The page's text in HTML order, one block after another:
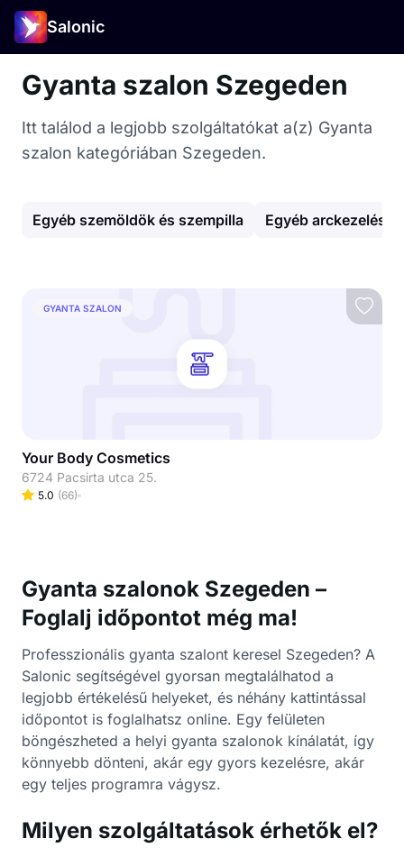
Salonic
Gyanta szalon Szegeden
Itt találod a legjobb szolgáltatókat a(z) Gyanta
szalon kategóriában Szegeden.
Egyéb szemöldök és szempilla Egyéb arckezelés
GYANTA SZALON
Your Body Cosmetics
6724 Pacsirta utca 25.
5.0 (66)
Gyanta szalonok Szegeden –
Foglalj időpontot még ma!
Professzionális gyanta szalont keresel Szegeden? A
Salonic segítségével gyorsan megtalálhatod a
legjobb értékelésű helyeket, és néhány kattintással
időpontot is foglalhatsz online. Egy felületen
böngészheted a helyi gyanta szalonok kínálatát, így
könnyebb dönteni, akár egy gyors kezelésre, akár
egy teljes programra vágysz.
Milyen szolgáltatások érhetők el?